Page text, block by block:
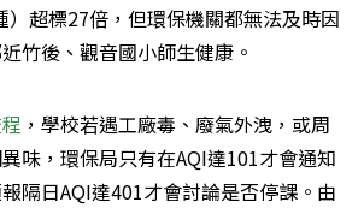
）超標27倍，但環保機關都無法及時因
竹後、觀音國小師生健康。
，學校若遇工廠毒、廢氣外洩，或周
味，環保局只有在AQI達101才會通知
隔日AQI達401才會討論是否停課。由